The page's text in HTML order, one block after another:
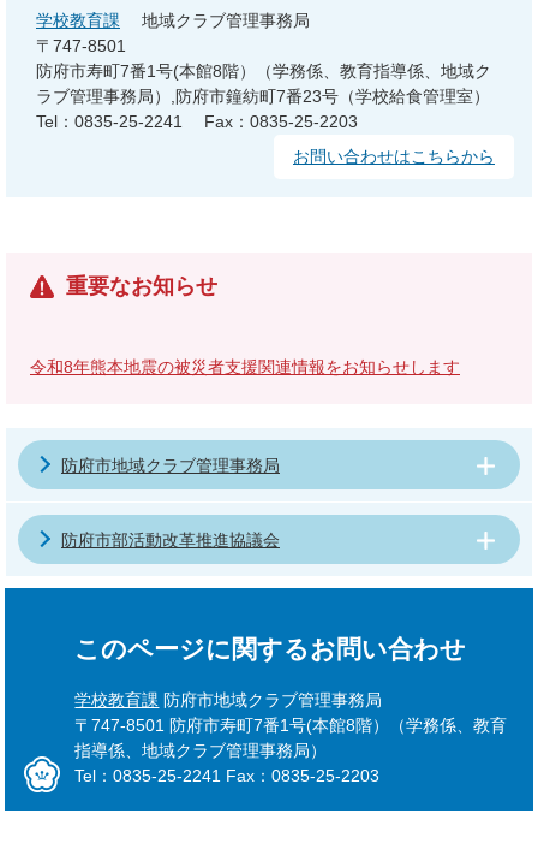
学校教育課
地域クラブ管理事務局
〒747-8501
防府市寿町7番1号(本館8階）（学務係、教育指導係、地域ク
ラブ管理事務局）,防府市鐘紡町7番23号（学校給食管理室）
Tel：0835-25-2241
Fax：0835-25-2203
お問い合わせはこちらから
重要なお知らせ
令和8年熊本地震の被災者支援関連情報をお知らせします
防府市地域クラブ管理事務局
防府市部活動改革推進協議会
このページに関するお問い合わせ
学校教育課 防府市地域クラブ管理事務局
〒747-8501 防府市寿町7番1号(本館8階）（学務係、教育
指導係、地域クラブ管理事務局）
Tel：0835-25-2241 Fax：0835-25-2203